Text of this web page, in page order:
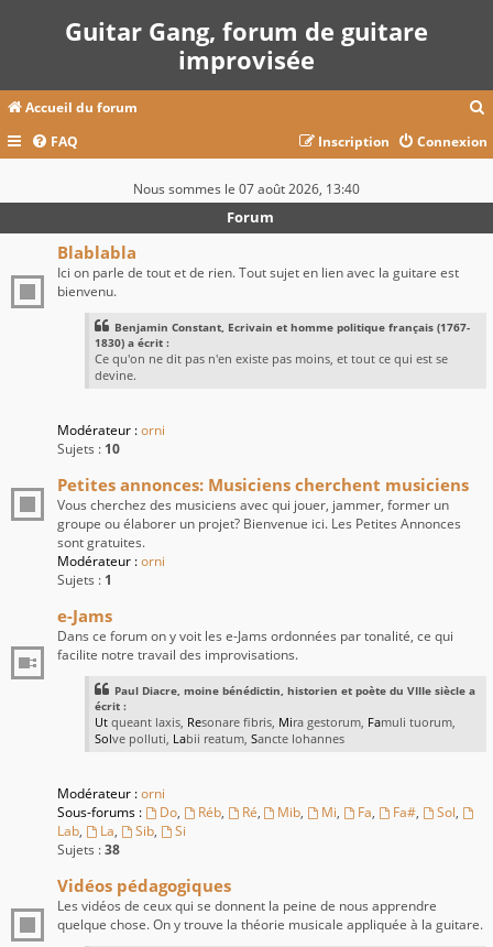
Guitar Gang, forum de guitare
improvisée
Accueil du forum
c
FAQ Connexion
Inscription
Nous sommes le 07 août 2026, 13:40
Forum
Blablabla
Ici on parle de tout et de rien. Tout sujet en lien avec la guitare est
bienvenu.
Benjamin Constant, Ecrivain et homme politique français (1767-
1830) a écrit :
Ce qu'on ne dit pas n'en existe pas moins, et tout ce qui est se
devine.
Modérateur :orni
Sujets : 10
Petites annonces: Musiciens cherchent musiciens
Vous cherchez des musiciens avec qui jouer, jammer, former un
groupe ou élaborer un projet? Bienvenue ici. Les Petites Annonces
sont gratuites.
Modérateur :orni
Sujets : 1
e-Jams
Dans ce forum on y voit les e-Jams ordonnées par tonalité, ce qui
facilite notre travail des improvisations.
Paul Diacre, moine bénédictin, historien et poète du VIIIe siècle a
écrit :
Ut queant laxis, Resonare fibris, Mira gestorum, Famuli tuorum,
Solve polluti, Labii reatum, Sancte Iohannes
Modérateur :orni
Sous-forums :
Do, Réb, Ré, Mib, Mi, Fa, Fa#, Sol,
Lab, La, Sib,
Si
Sujets :38
Vidéos pédagogiques
Les vidéos de ceux qui se donnent la peine de nous apprendre
quelque chose. On y trouve la théorie musicale appliquée à la guitare.